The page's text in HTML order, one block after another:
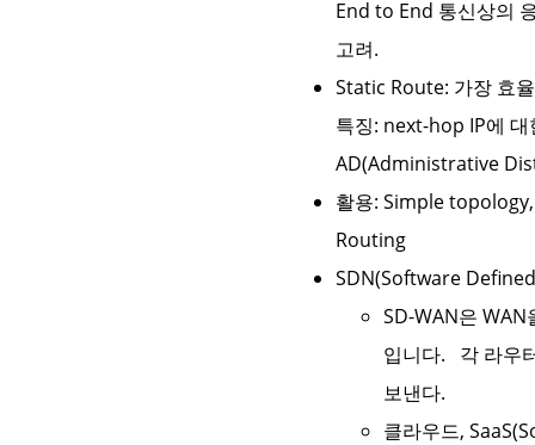
End to End 통신상의
고려.
Static Route: 가장 효
특징: next-hop IP에
AD(Administrative
활용: Simple
Routing
SDN(Software
SD-WAN은
입니다. 각 라우
보낸다.
클라우드,